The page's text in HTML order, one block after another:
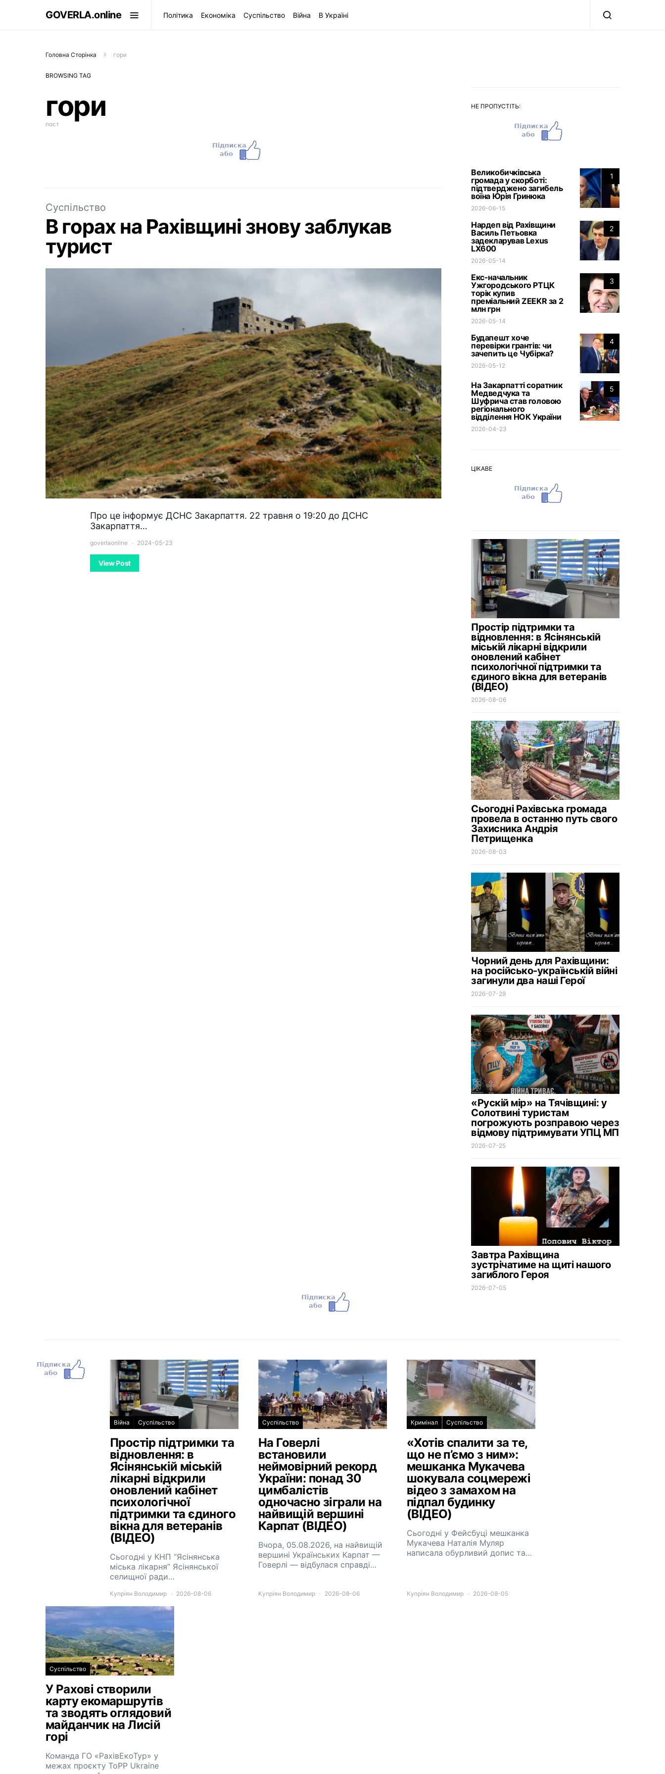
GOVERLA.online Політика Економіка Суспільство Війна В Україні
Головна Сторінка гори
BROWSING TAG
гори
пост
Суспільство
В горах на Рахівщині знову заблукав
турист
Про це інформує ДСНС Закарпаття. 22 травня о 19:20 до ДСНС
Закарпаття…
goverlaonline 2024-05-23
View Post
НЕ ПРОПУСТІТЬ:
1
Великобичківська
громада у скорботі:
підтверджено загибель
воїна Юрія Гринюка
2026-06-15
2
Нардеп від Рахівщини
Василь Петьовка
задекларував Lexus
LX600
2026-05-14
3
Екс-начальник
Ужгородського РТЦК
торік купив
преміальний ZEEKR за 2
млн грн
2026-05-14
4
Будапешт хоче
перевірки грантів: чи
зачепить це Чубірка?
2026-05-12
5
На Закарпатті соратник
Медведчука та
Шуфрича став головою
регіонального
відділення НОК України
2026-04-23
ЦІКАВЕ
Простір підтримки та
відновлення: в Ясінянській
міській лікарні відкрили
оновлений кабінет
психологічної підтримки та
єдиного вікна для ветеранів
(ВІДЕО)
2026-08-06
Сьогодні Рахівська громада
провела в останню путь свого
Захисника Андрія
Петрищенка
2026-08-03
Чорний день для Рахівщини:
на російсько-українській війні
загинули два наші Герої
2026-07-29
«Рускій мір» на Тячівщині: у
Солотвині туристам
погрожують розправою через
відмову підтримувати УПЦ МП
2026-07-25
Завтра Рахівщина
зустрічатиме на щиті нашого
загиблого Героя
2026-07-05
Війна Суспільство
Простір підтримки та
відновлення: в
Ясінянській міській
лікарні відкрили
оновлений кабінет
психологічної
підтримки та єдиного
вікна для ветеранів
(ВІДЕО)
Сьогодні у КНП “Ясінянська
міська лікарня” Ясінянської
селищної ради…
Купріян Володимир 2026-08-06
Суспільство
На Говерлі
встановили
неймовірний рекорд
України: понад 30
цимбалістів
одночасно зіграли на
найвищій вершині
Карпат (ВІДЕО)
Вчора, 05.08.2026, на найвищій
вершині Українських Карпат —
Говерлі — відбулася справді…
Купріян Володимир 2026-08-06
Кримінал Суспільство
«Хотів спалити за те,
що не п’ємо з ним»:
мешканка Мукачева
шокувала соцмережі
відео з замахом на
підпал будинку
(ВІДЕО)
Сьогодні у Фейсбуці мешканка
Мукачева Наталія Муляр
написала обурливий допис та…
Купріян Володимир 2026-08-05
Суспільство
У Рахові створили
карту екомаршрутів
та зводять оглядовий
майданчик на Лисій
горі
Команда ГО «РахівЕкоТур» у
межах проєкту ToPP Ukraine